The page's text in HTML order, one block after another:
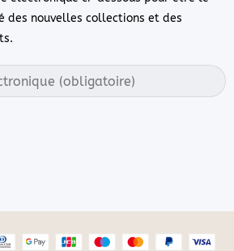
des nouvelles collections et des